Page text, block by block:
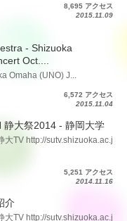
8,695 アクセス
2015.11.09
- Shizuoka
Oct....
Omaha (UNO) J...
6,572 アクセス
2015.11.04
静大祭2014 - 静岡大学
大TV http://sutv.shizuoka.ac.j
5,251 アクセス
2014.11.16
介
大TV http://sutv.shizuoka.ac.j